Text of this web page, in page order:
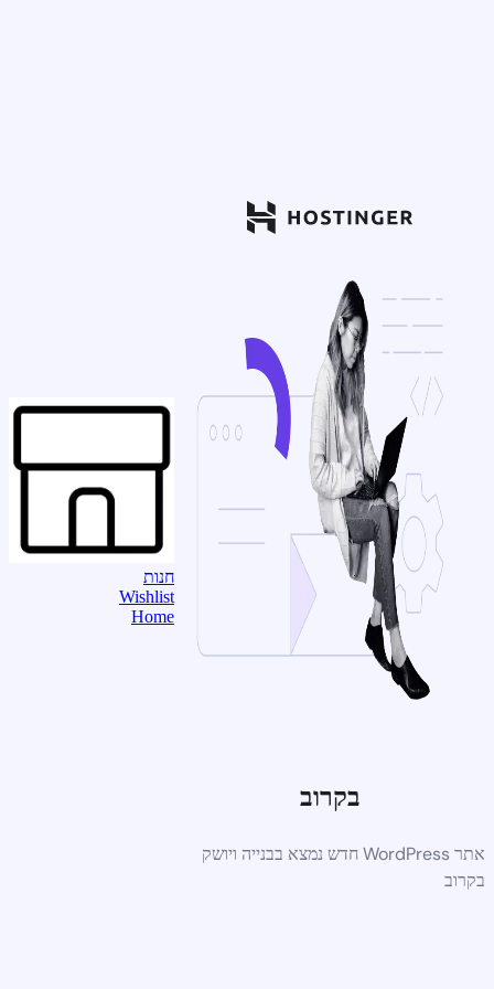
בקרוב
אתר WordPress חדש נמצא בבנייה ויושק
בקרוב
חנות
Wishlist
Home